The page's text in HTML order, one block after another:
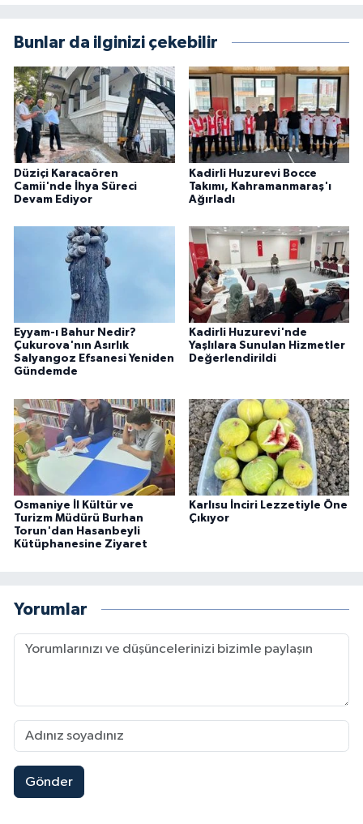
Bunlar da ilginizi çekebilir
Düziçi Karacaören
Camii'nde İhya Süreci
Devam Ediyor
Kadirli Huzurevi Bocce
Takımı, Kahramanmaraş'ı
Ağırladı
Eyyam-ı Bahur Nedir?
Çukurova'nın Asırlık
Salyangoz Efsanesi Yeniden
Gündemde
Kadirli Huzurevi'nde
Yaşlılara Sunulan Hizmetler
Değerlendirildi
Osmaniye İl Kültür ve
Turizm Müdürü Burhan
Torun'dan Hasanbeyli
Kütüphanesine Ziyaret
Karlısu İnciri Lezzetiyle Öne
Çıkıyor
Yorumlar
Gönder